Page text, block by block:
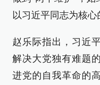
以习近平同志为核心
赵乐际指出，习近
解决大党独有难题
进党的自我革命的